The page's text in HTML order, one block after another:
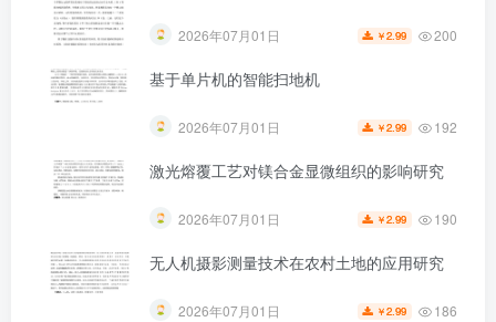
2026年07月01日 ￥2.99 200
基于单片机的智能扫地机
2026年07月01日 ￥2.99 192
激光熔覆工艺对镁合金显微组织的影响研究
2026年07月01日 ￥2.99 190
无人机摄影测量技术在农村土地的应用研究
2026年07月01日 ￥2.99 186